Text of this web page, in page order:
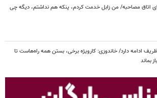
اتاق مصاحبه/ من زابل خدمت کردم، پنکه هم نداشتم، دیگه چی
ادامه دارد/ خاندوزی: کارویژه برخی، بستن همه راه‌هاست تا
بماند